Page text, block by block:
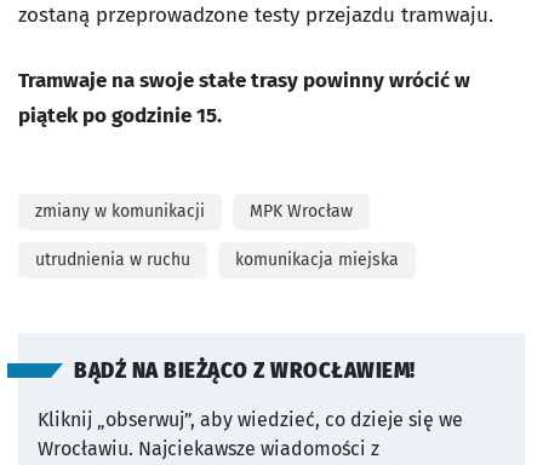
zostaną przeprowadzone testy przejazdu tramwaju.
Tramwaje na swoje stałe trasy powinny wrócić w
piątek po godzinie 15.
zmiany w komunikacji MPK Wrocław
utrudnienia w ruchu komunikacja miejska
BĄDŹ NA BIEŻĄCO Z WROCŁAWIEM!
Kliknij „obserwuj”, aby wiedzieć, co dzieje się we
Wrocławiu. Najciekawsze wiadomości z